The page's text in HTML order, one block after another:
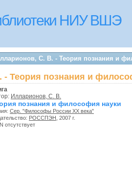
НИУ ВШЭ
С. В. - Теория познания и
Теория познания и
Илларионов, С. В.
познания и философия науки
Сер. "Философы России XX века"
РОССПЭН , 2007 г.
отсутствует